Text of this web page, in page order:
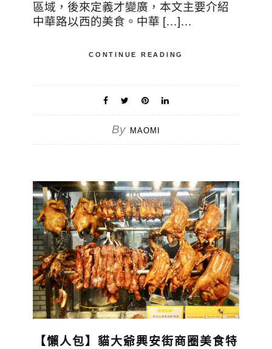
區域，後來定義才變廣，本文主要介紹
中華路以西的美食。中華 […]…
CONTINUE READING
By MAOMI
【懶人包】貓大爺興安街商圈美食特